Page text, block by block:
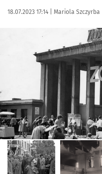
Data publikacji:
18.07.2023 17:14 | Autor:
Mariola Szczyrba
Kliknij, aby zobaczyć galerię